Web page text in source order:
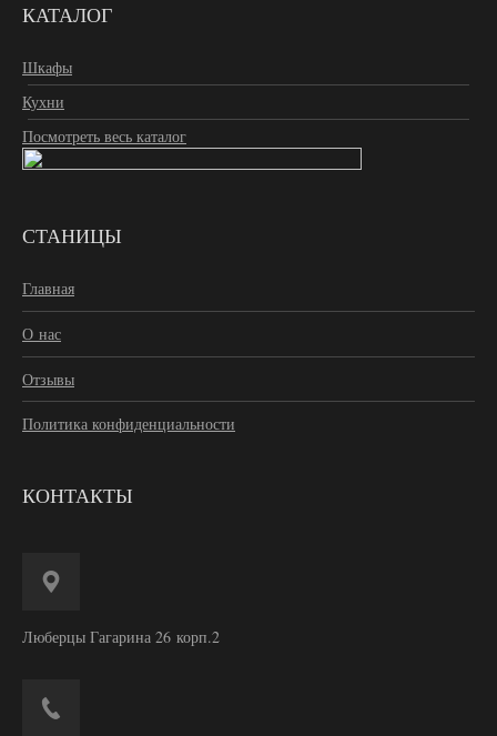
КАТАЛОГ
Шкафы
Кухни
Посмотреть весь каталог
СТАНИЦЫ
Главная
О нас
Отзывы
Политика конфиденциальности
КОНТАКТЫ
Люберцы Гагарина 26 корп.2